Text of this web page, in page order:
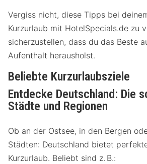
Vergiss nicht, diese Tipps bei
Kurzurlaub mit HotelSpecials.de zu
sicherzustellen, dass du das Beste
Aufenthalt herausholst.
Beliebte Kurzurlaubsziele
Entdecke Deutschland: Die
Städte und Regionen
Ob an der Ostsee, in den Bergen
Städten: Deutschland bietet
Kurzurlaub. Beliebt sind z. B.: